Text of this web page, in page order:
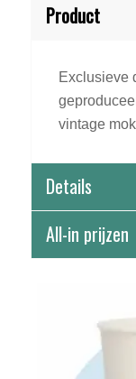
Product
Exclusieve
vintage
Details
All-in prijzen